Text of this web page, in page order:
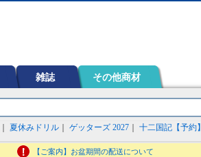
雑誌 その他商材
夏休みドリル ゲッターズ 2027 十二国記【予約】
【ご案内】お盆期間の配送について